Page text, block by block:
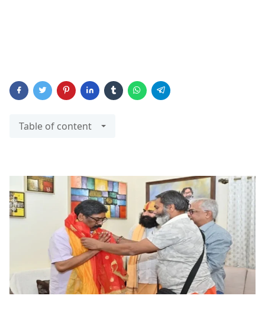
Table of content